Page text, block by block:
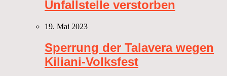
Unfallstelle verstorben
19. Mai 2023
Sperrung der Talavera wegen
Kiliani-Volksfest